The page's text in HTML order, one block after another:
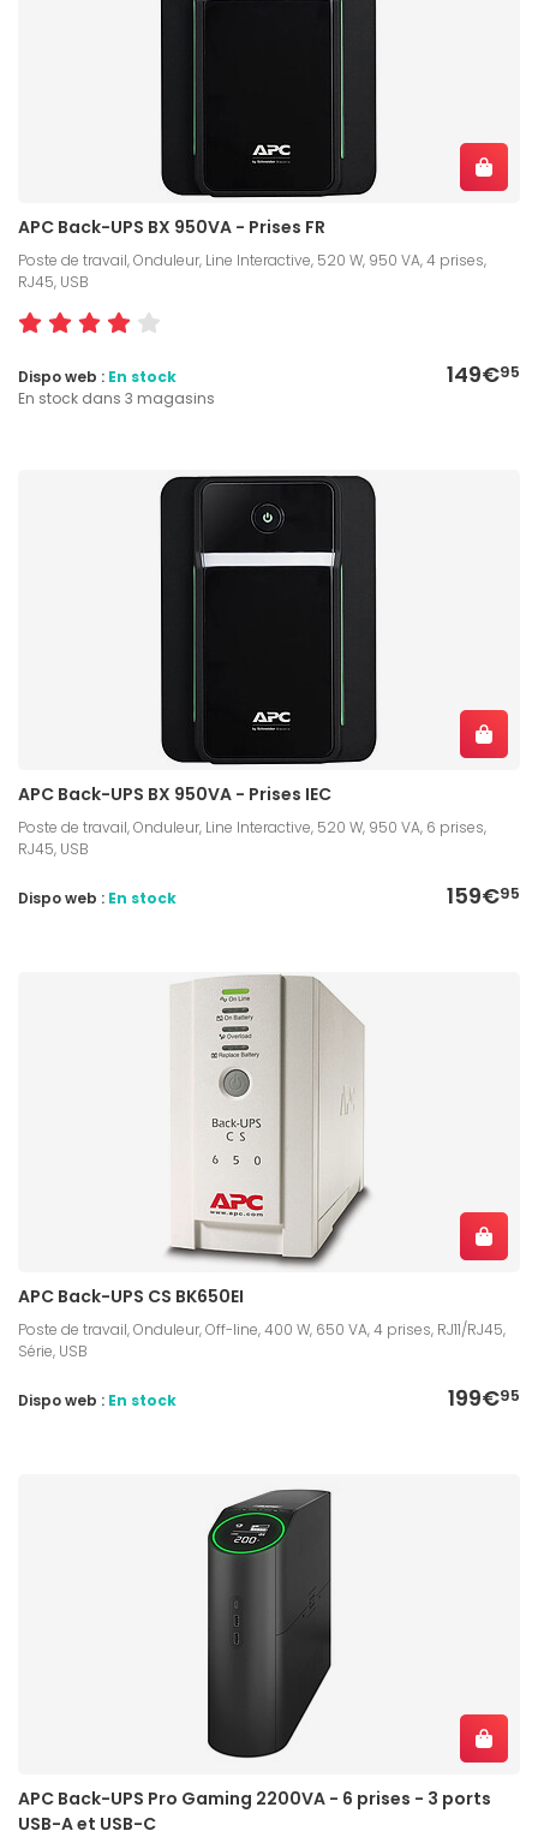
APC Back-UPS BX 950VA - Prises FR
Poste de travail, Onduleur, Line Interactive, 520 W, 950 VA, 4 prises,
RJ45, USB
149€95
Dispo web : En stock
En stock dans 3 magasins
APC Back-UPS BX 950VA - Prises IEC
Poste de travail, Onduleur, Line Interactive, 520 W, 950 VA, 6 prises,
RJ45, USB
159€95
Dispo web : En stock
APC Back-UPS CS BK650EI
Poste de travail, Onduleur, Off-line, 400 W, 650 VA, 4 prises, RJ11/RJ45,
Série, USB
199€95
Dispo web : En stock
APC Back-UPS Pro Gaming 2200VA - 6 prises - 3 ports
USB-A et USB-C